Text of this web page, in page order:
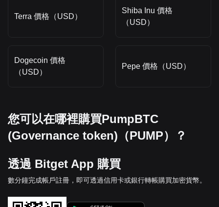
Terra 價格（USD）
Shiba Inu 價格
（USD）
Dogecoin 價格
（USD）
Pepe 價格（USD）
您可以在哪裡購買PumpBTC
(Governance token)（PUMP）？
透過 Bitget App 購買
數分鐘完成帳戶註冊，即可透過信用卡或銀行轉帳購買加密貨幣。